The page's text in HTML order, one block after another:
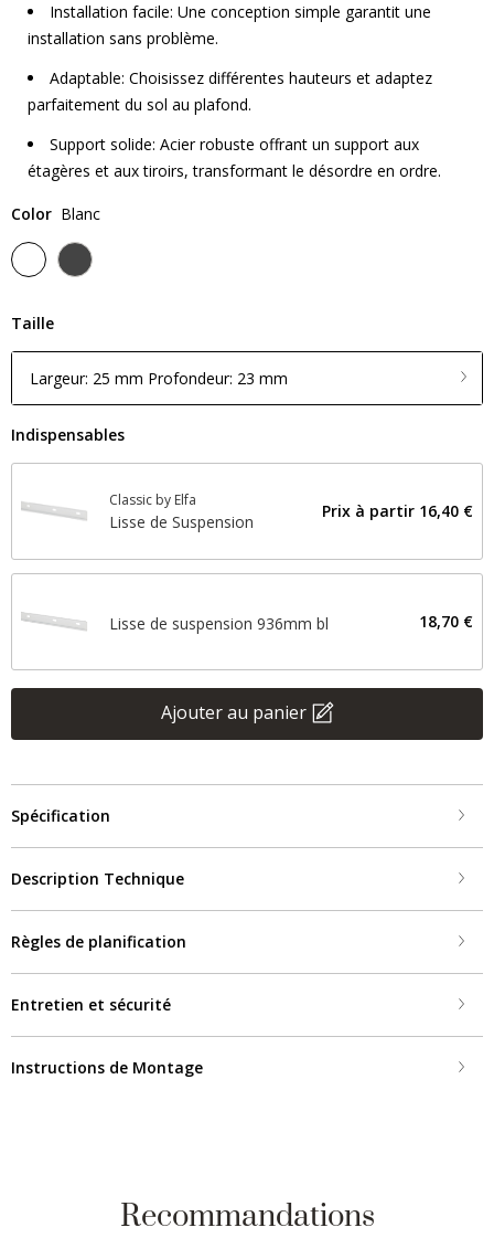
Installation facile: Une conception simple garantit une
installation sans problème.
Adaptable: Choisissez différentes hauteurs et adaptez
parfaitement du sol au plafond.
Support solide: Acier robuste offrant un support aux
étagères et aux tiroirs, transformant le désordre en ordre.
Color Blanc
Taille
Largeur: 25 mm Profondeur: 23 mm
Indispensables
Classic by Elfa
Lisse de Suspension
Prix ​​à partir 16,40 €
Lisse de suspension 936mm bl 18,70 €
Ajouter au panier
Spécification
Description Technique
Règles de planification
Entretien et sécurité
Instructions de Montage
Recommandations